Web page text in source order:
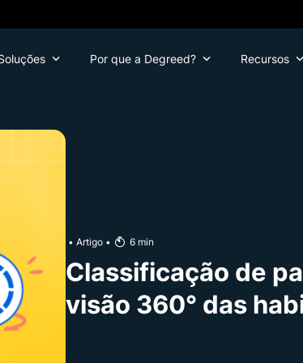
Por que a Degreed? Recursos
• Artigo • 6 min
Classificação de
visão 360° das